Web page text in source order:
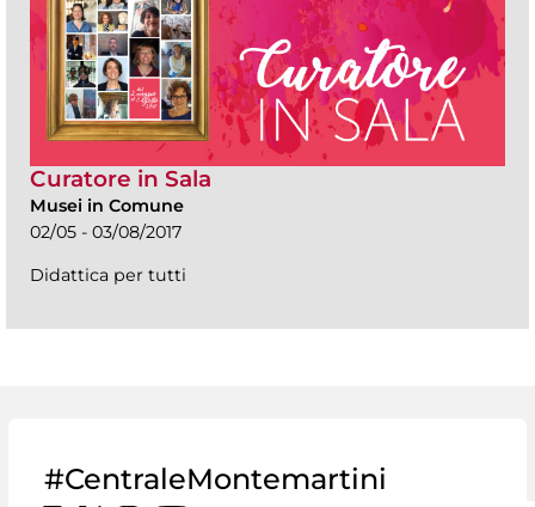
Curatore in Sala
Musei in Comune
02/05 - 03/08/2017
Didattica per tutti
#CentraleMontemartini